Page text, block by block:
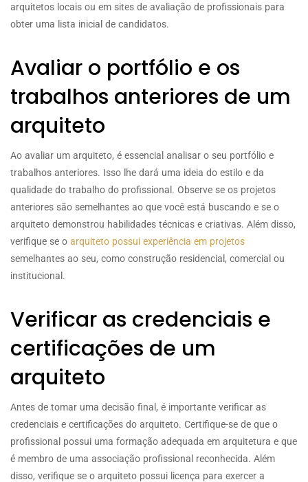
arquitetos locais ou em sites de avaliação de profissionais para
obter uma lista inicial de candidatos.
Avaliar o portfólio e os
trabalhos anteriores de um
arquiteto
Ao avaliar um arquiteto, é essencial analisar o seu portfólio e
trabalhos anteriores. Isso lhe dará uma ideia do estilo e da
qualidade do trabalho do profissional. Observe se os projetos
anteriores são semelhantes ao que você está buscando e se o
arquiteto demonstrou habilidades técnicas e criativas. Além disso,
verifique se o arquiteto possui experiência em projetos
semelhantes ao seu, como construção residencial, comercial ou
institucional.
Verificar as credenciais e
certificações de um
arquiteto
Antes de tomar uma decisão final, é importante verificar as
credenciais e certificações do arquiteto. Certifique-se de que o
profissional possui uma formação adequada em arquitetura e que
é membro de uma associação profissional reconhecida. Além
disso, verifique se o arquiteto possui licença para exercer a